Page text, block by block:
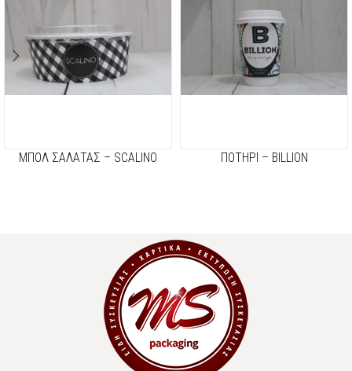
ΜΠΟΛ ΣΑΛΑΤΑΣ – SCALINO ΠΟΤΗΡΙ – BILLION